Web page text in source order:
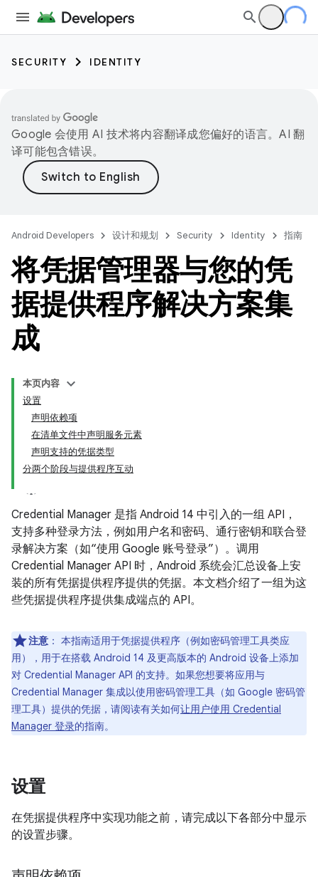
SECURITY IDENTITY
Google 会使用 AI 技术将内容翻译成您偏好的语言。AI 翻
译可能包含错误。
Android Developers 设计和规划 Security Identity 指南
将凭据管理器与您的凭
据提供程序解决方案集
成
本页内容
设置
声明依赖项
在清单文件中声明服务元素
声明支持的凭据类型
分两个阶段与提供程序互动
Credential Manager 是指 Android 14 中引入的一组 API，
支持多种登录方法，例如用户名和密码、通行密钥和联合登
录解决方案（如“使用 Google 账号登录”）。调用
Credential Manager API 时，Android 系统会汇总设备上安
装的所有凭据提供程序提供的凭据。本文档介绍了一组为这
些凭据提供程序提供集成端点的 API。
注意 ： 本指南适用于凭据提供程序（例如密码管理工具类应
用），用于在搭载 Android 14 及更高版本的 Android 设备上添加
对 Credential Manager API 的支持。如果您想要将应用与
Credential Manager 集成以使用密码管理工具（如 Google 密码管
理工具）提供的凭据，请阅读有关如何让用户使用 Credential
Manager 登录的指南。
设置
在凭据提供程序中实现功能之前，请完成以下各部分中显示
的设置步骤。